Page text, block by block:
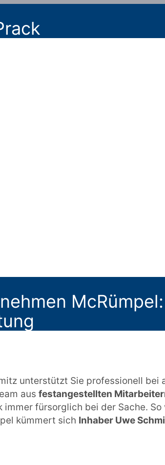
unterstützt Sie professionell bei
aus festangestellten
fürsorglich bei der Sache.
kümmert sich Inhaber Uwe